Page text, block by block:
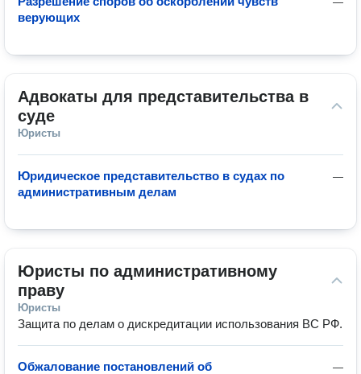
верующих
Адвокаты для представительства в
суде
Юристы
—
Юридическое представительство в судах по
административным делам
Юристы по административному
праву
Юристы
Защита по делам о дискредитации использования ВС РФ.
—
Обжалование постановлений об